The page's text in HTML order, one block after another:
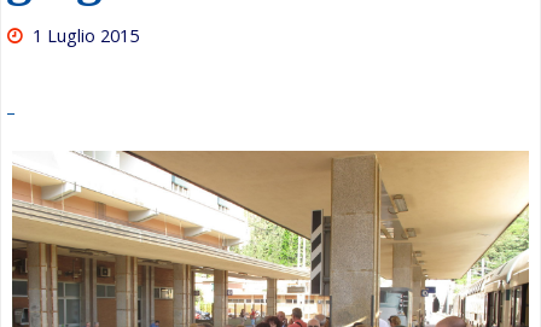
1 Luglio 2015
–